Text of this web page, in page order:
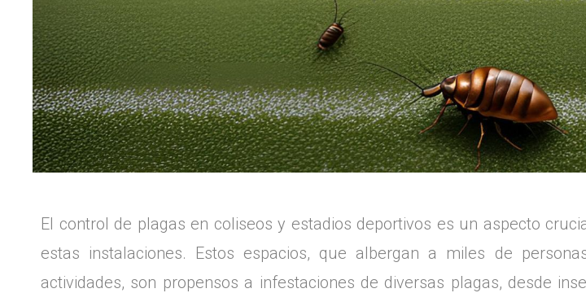
El control de plagas en coliseos y estadios deportivos es un aspecto
estas instalaciones. Estos espacios, que albergan a miles de
actividades, son propensos a infestaciones de diversas plagas, desde